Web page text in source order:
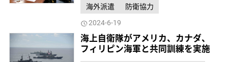
海外派遣 防衛協力
2024-6-19
海上自衛隊がアメリカ、カナダ、
フィリピン海軍と共同訓練を実施